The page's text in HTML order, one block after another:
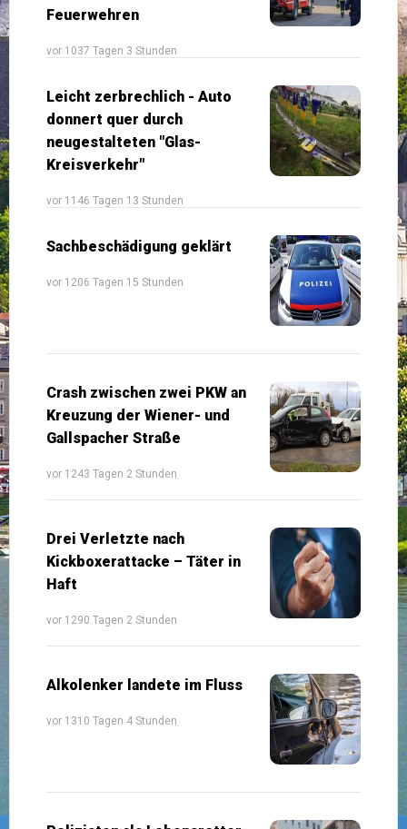
Feuerwehren
vor 1037 Tagen 3 Stunden
Leicht zerbrechlich - Auto
donnert quer durch
neugestalteten "Glas-
Kreisverkehr"
vor 1146 Tagen 13 Stunden
Sachbeschädigung geklärt
vor 1206 Tagen 15 Stunden
Crash zwischen zwei PKW an
Kreuzung der Wiener- und
Gallspacher Straße
vor 1243 Tagen 2 Stunden
Drei Verletzte nach
Kickboxerattacke – Täter in
Haft
vor 1290 Tagen 2 Stunden
Alkolenker landete im Fluss
vor 1310 Tagen 4 Stunden